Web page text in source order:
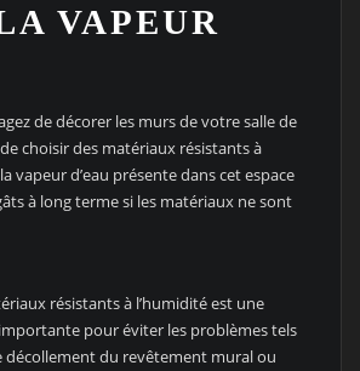
VAPEUR
de décorer les murs de votre salle de
choisir des matériaux résistants à
vapeur d’eau présente dans cet espace
à long terme si les matériaux ne sont
résistants à l’humidité est une
pour éviter les problèmes tels
décollement du revêtement mural ou